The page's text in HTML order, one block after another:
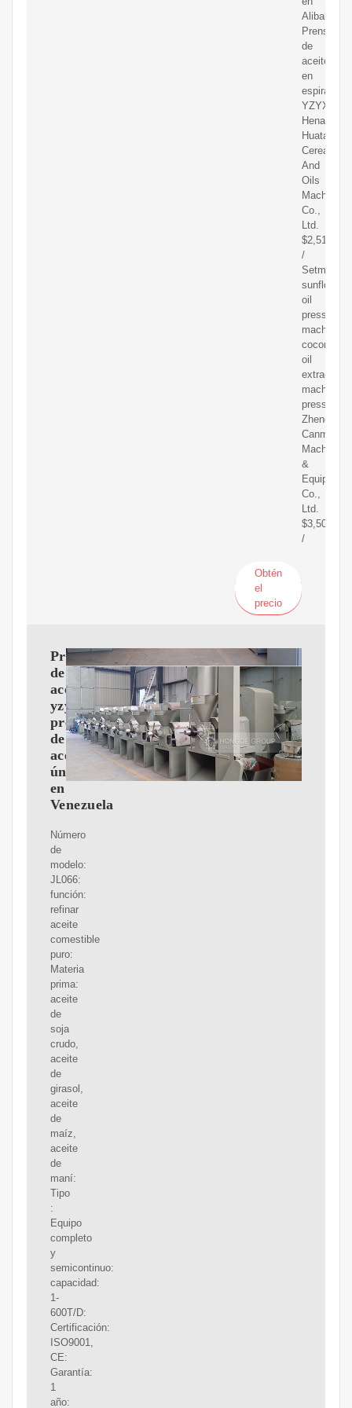
Alibaba.
Prensa
de
aceite
en
espiral
Henan
Huatai
Cereals
And
Oils
Machinery
Co.,
Ltd.
$2,514.00
/
Setmanual
sunflower
oil
press
machine
coconut
oil
extracting
machine
press
Zhengzhou
Canmax
Machinery
&
Equipment
Co.,
Ltd.
$3,500
/
Obtén
el
precio
Prensa
de
aceite
yzyx140cjgx,
prensa
de
aceite
única
en
Venezuela
Número
de
modelo:
JL066:
función:
refinar
aceite
comestible
puro:
Materia
prima:
aceite
de
soja
crudo,
aceite
de
girasol,
aceite
de
maíz,
aceite
de
maní:
Tipo
:
Equipo
completo
y
semicontinuo:
capacidad:
1-
600T/D:
Certificación:
ISO9001,
CE:
Garantía:
1
año: